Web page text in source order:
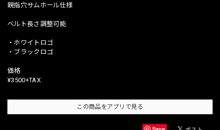
親指穴サムホール仕様
ベルト長さ調整可能
・ホワイトロゴ
・ブラックロゴ
価格
¥3500+TAX
この商品をアプリで見る